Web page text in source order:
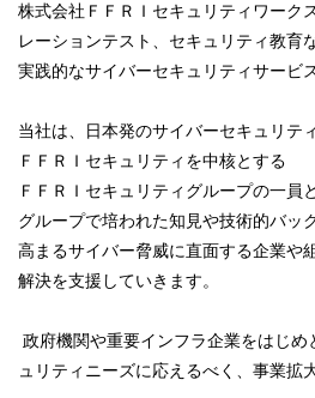
株式会社ＦＦＲＩセキュリティワーク
レーションテスト、セキュリティ教育な
実践的なサイバーセキュリティサービ
当社は、日本発のサイバーセキュリテ
ＦＦＲＩセキュリティを中核とする
ＦＦＲＩセキュリティグループの一員
グループで培われた知見や技術的バッ
高まるサイバー脅威に直面する企業や
解決を支援していきます。
政府機関や重要インフラ企業をはじめ
ュリティニーズに応えるべく、事業拡